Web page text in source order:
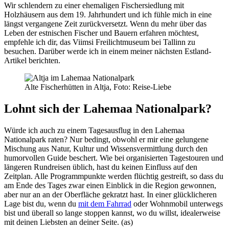
Wir schlendern zu einer ehemaligen Fischersiedlung mit
Holzhäusern aus dem 19. Jahrhundert und ich fühle mich in eine
längst vergangene Zeit zurückversetzt. Wenn du mehr über das
Leben der estnischen Fischer und Bauern erfahren möchtest,
empfehle ich dir, das Viimsi Freilichtmuseum bei Tallinn zu
besuchen. Darüber werde ich in einem meiner nächsten Estland-
Artikel berichten.
Alte Fischerhütten in Altja, Foto: Reise-Liebe
Lohnt sich der Lahemaa Nationalpark?
Würde ich auch zu einem Tagesausflug in den Lahemaa
Nationalpark raten? Nur bedingt, obwohl er mir eine gelungene
Mischung aus Natur, Kultur und Wissensvermittlung durch den
humorvollen Guide beschert. Wie bei organisierten Tagestouren und
längeren Rundreisen üblich, hast du keinen Einfluss auf den
Zeitplan. Alle Programmpunkte werden flüchtig gestreift, so dass du
am Ende des Tages zwar einen Einblick in die Region gewonnen,
aber nur an an der Oberfläche gekratzt hast. In einer glücklicheren
Lage bist du, wenn du mit dem Fahrrad oder Wohnmobil unterwegs
bist und überall so lange stoppen kannst, wo du willst, idealerweise
mit deinen Liebsten an deiner Seite. (as)